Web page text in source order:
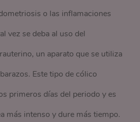
o las inflamaciones
vez se deba al uso del
un aparato que se utiliza
Este tipo de cólico
primeros días del periodo y es
más intenso y dure más tiempo.